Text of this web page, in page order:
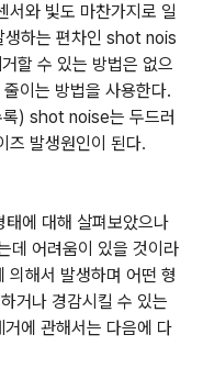
서와 빛도 마찬가지로 일
생하는 편차인 shot nois
할 수 있는 방법은 없으
이는 방법을 사용한다.
록) shot noise는 두드러
즈 발생원인이 된다.
에 대해 살펴보았으나
데 어려움이 있을 것이라
의해서 발생하며 어떤 형
거나 경감시킬 수 있는
에 관해서는 다음에 다